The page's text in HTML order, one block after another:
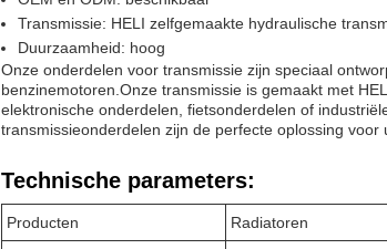
Transmissie: HELI zelfgemaakte hydraulische
Duurzaamheid: hoog
Onze onderdelen voor transmissie zijn speciaal
benzinemotoren.Onze transmissie is gemaakt met
elektronische onderdelen, fietsonderdelen of
transmissieonderdelen zijn de perfecte oplossing voor
Technische parameters:
Producten Radiatoren